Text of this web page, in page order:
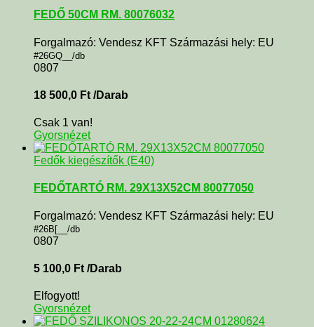
FEDŐ 50CM RM. 80076032
Forgalmazó: Vendesz KFT Származási hely: EU
#26GQ__/db
0807
18 500,0 Ft /Darab
Csak 1 van!
Gyorsnézet
Fedők kiegészítők (E40)
FEDŐTARTÓ RM. 29X13X52CM 80077050
Forgalmazó: Vendesz KFT Származási hely: EU
#26B[__/db
0807
5 100,0 Ft /Darab
Elfogyott!
Gyorsnézet